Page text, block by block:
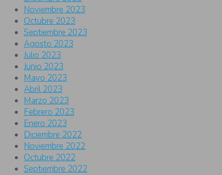
Noviembre 2023
Octubre 2023
Septiembre 2023
Agosto 2023
Julio 2023
Junio 2023
Mayo 2023
Abril 2023
Marzo 2023
Febrero 2023
Enero 2023
Diciembre 2022
Noviembre 2022
Octubre 2022
Septiembre 2022